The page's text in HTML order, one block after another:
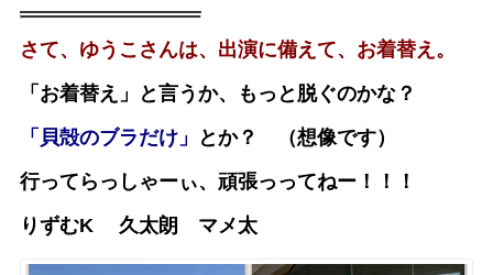
さて、ゆうこさんは、出演に備えて、お着替え。
「お着替え」と言うか、もっと脱ぐのかな？
「貝殻のブラだけ」
とか？ （想像です）
行ってらっしゃーぃ、頑張っってねー！！！
りずむK 久太朗 マメ太